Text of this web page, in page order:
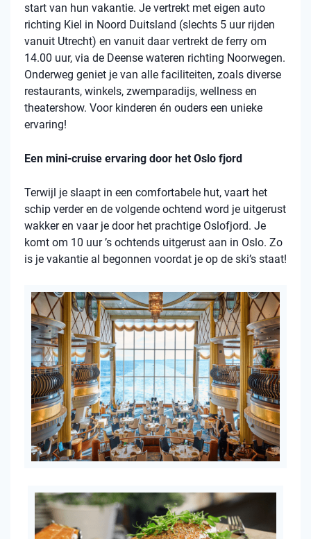
start van hun vakantie. Je vertrekt met eigen auto
richting Kiel in Noord Duitsland (slechts 5 uur rijden
vanuit Utrecht) en vanuit daar vertrekt de ferry om
14.00 uur, via de Deense wateren richting Noorwegen.
Onderweg geniet je van alle faciliteiten, zoals diverse
restaurants, winkels, zwemparadijs, wellness en
theatershow. Voor kinderen én ouders een unieke
ervaring!
Een mini-cruise ervaring door het Oslo fjord
Terwijl je slaapt in een comfortabele hut, vaart het
schip verder en de volgende ochtend word je uitgerust
wakker en vaar je door het prachtige Oslofjord. Je
komt om 10 uur ’s ochtends uitgerust aan in Oslo. Zo
is je vakantie al begonnen voordat je op de ski’s staat!